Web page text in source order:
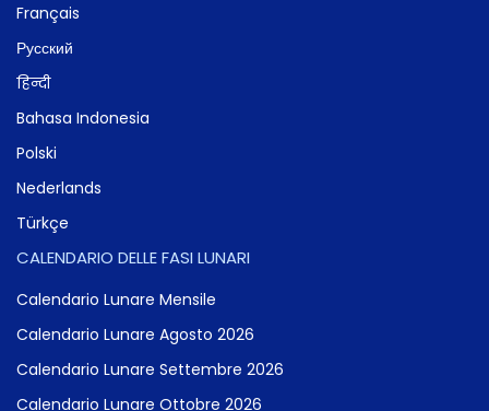
Français
Русский
हिन्दी
Bahasa Indonesia
Polski
Nederlands
Türkçe
CALENDARIO DELLE FASI LUNARI
Calendario Lunare Mensile
Calendario Lunare Agosto 2026
Calendario Lunare Settembre 2026
Calendario Lunare Ottobre 2026